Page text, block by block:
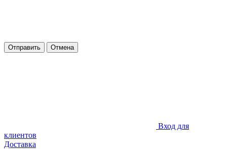
Отправить Отмена
Вход для
клиентов
Доставка